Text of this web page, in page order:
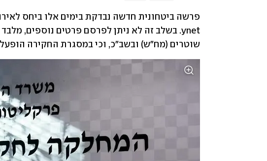
פרשה ביטחונית חדשה נבדקת בימים אלו ביחס
שוטרים (מח"ש) ובשב"כ, וכי במסגרת החקירה